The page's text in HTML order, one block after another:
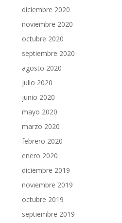
diciembre 2020
noviembre 2020
octubre 2020
septiembre 2020
agosto 2020
julio 2020
junio 2020
mayo 2020
marzo 2020
febrero 2020
enero 2020
diciembre 2019
noviembre 2019
octubre 2019
septiembre 2019